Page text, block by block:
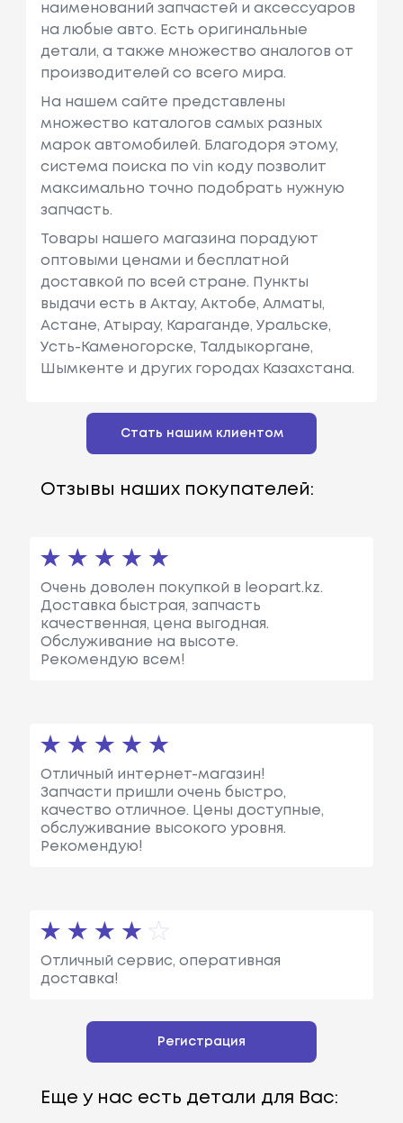
наименований запчастей и аксессуаров
на любые авто. Есть оригинальные
детали, а также множество аналогов от
производителей со всего мира.
На нашем сайте представлены
множество каталогов самых разных
марок автомобилей. Благодоря этому,
система поиска по vin коду позволит
максимально точно подобрать нужную
запчасть.
Товары нашего магазина порадуют
оптовыми ценами и бесплатной
доставкой по всей стране. Пункты
выдачи есть в Актау, Актобе, Алматы,
Астане, Атырау, Караганде, Уральске,
Усть-Каменогорске, Талдыкоргане,
Шымкенте и других городах Казахстана.
Стать нашим клиентом
Отзывы наших покупателей:
Очень доволен покупкой в leopart.kz.
Доставка быстрая, запчасть
качественная, цена выгодная.
Обслуживание на высоте.
Рекомендую всем!
Отличный интернет-магазин!
Запчасти пришли очень быстро,
качество отличное. Цены доступные,
обслуживание высокого уровня.
Рекомендую!
Отличный сервис, оперативная
доставка!
Регистрация
Еще у нас есть детали для Вас: